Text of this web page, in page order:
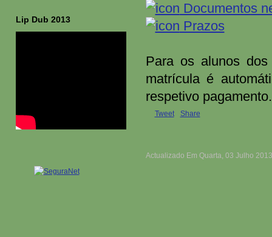
Documentos
Prazos
Para os alunos
matrícula é
respetivo pagamento.
Tweet Share
Actualizado Em Quarta, 03 Julho
Lip Dub 2013